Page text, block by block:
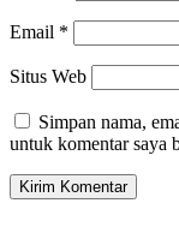
Email *
Situs Web
Simpan nama,
untuk komentar saya